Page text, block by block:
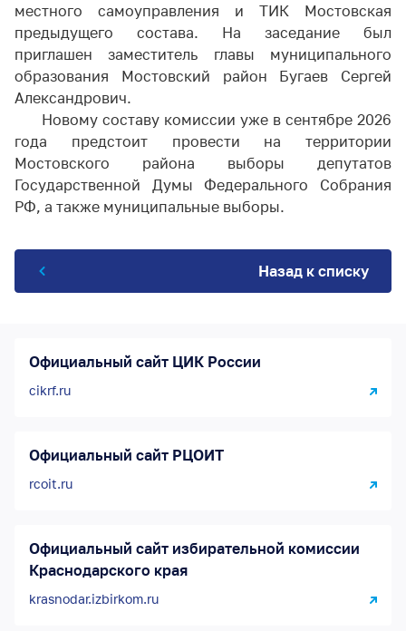
местного самоуправления и ТИК Мостовская
предыдущего состава. На заседание был
приглашен заместитель главы муниципального
образования Мостовский район Бугаев Сергей
Александрович.
Новому составу комиссии уже в сентябре 2026
года предстоит провести на территории
Мостовского района выборы депутатов
Государственной Думы Федерального Собрания
РФ, а также муниципальные выборы.
Назад к списку
Официальный сайт ЦИК России
cikrf.ru
Официальный сайт РЦОИТ
rcoit.ru
Официальный сайт избирательной комиссии
Краснодарского края
krasnodar.izbirkom.ru